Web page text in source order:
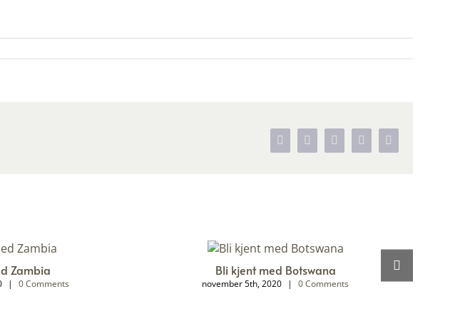
Facebook
X WhatsAppPinterestVk
Zambia
| 0 Comments
Bli kjent med Botswana
november 5th, 2020 | 0 Comments